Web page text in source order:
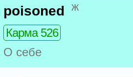
poisoned ж
Карма 526
О себе